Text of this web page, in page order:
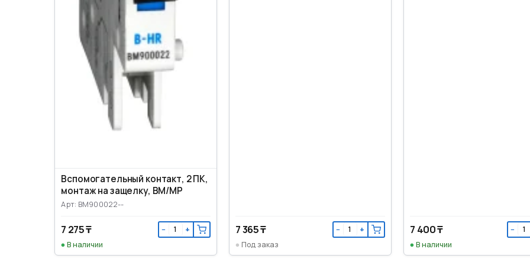
Вспомогательный контакт, 2 ПК,
монтаж на защелку, ВМ/МР
Арт: BM900022--
7 275 ₸ − +
В наличии
7 365 ₸ − +
Под заказ
7 400 ₸ −
В наличии